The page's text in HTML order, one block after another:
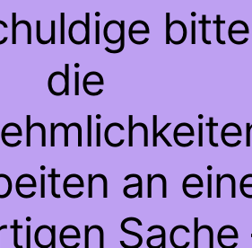
bitte
die
an
Sache